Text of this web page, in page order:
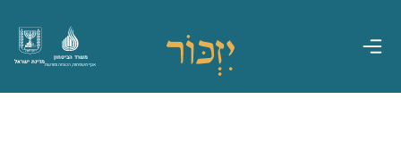
מדינת ישראל
משרד הביטחון
אגף משפחות, הנצחה ומורשת